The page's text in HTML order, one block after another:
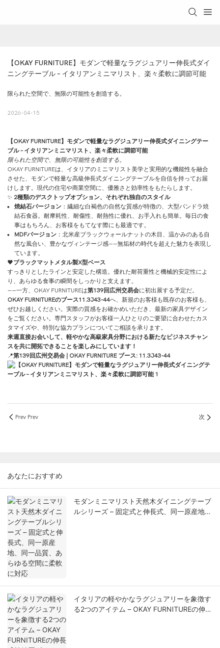
【OKAY FURNITURE】モダンで軽量なラグジュアリー伸長式ダイ
ニングテーブル – イタリアンミニマリスト、楽々柔軟に調節可能
限られた空間で、無限の可能性を創造する。
2026-04-15
【OKAY FURNITURE】モダンで軽量なラグジュアリー伸長式ダイニングテー
ブル – イタリアンミニマリスト、楽々柔軟に調節可能
限られた空間で、無限の可能性を創造する。
OKAY FURNITUREは、イタリアのミニマリスト美学と実用的な機能性を融合
させた、モダンで軽量な高級伸長式ダイニングテーブルを自信を持ってお届
けします。現代の住宅や商業空間に、優雅さと効率性をもたらします。
✨ 2種類のデスクトップオプション、それぞれ独自のスタイル
焼結石バージョン ：繊細な白褐色の自然な質感が特徴の、大型パンドラ焼
結石食器。耐摩耗性、耐傷性、耐熱性に優れ、お手入れも簡単。毎日の食
事はもちろん、お客様をもてなす際にも最適です。
MDFバージョン ：北米産ブラックウォールナットの木目、温かみのある自
然な風合い、豊かなヴィンテージ感――無垢材の時代を超えた魅力を表現し
ています。
🖤ブラックマットメタル製X型ベース
すっきりとしたラインと安定した構造。優れた耐荷重性と機械的安定性によ
り、あらゆる食事の瞬間をしっかりと支えます。
――一方、OKAY FURNITUREは第139回広州交易会に初出展する予定だ。
OKAY FURNITUREのブース11.3J43-44へ、新規のお客様も既存のお客様も、
ぜひお越しください。実際の質感をお確かめいただき、最新の家具デザイン
をご覧ください。専門スタッフがお客様一人ひとりのご要望に合わせたカス
タマイズや、特別な協力プランについてご相談を承ります。
来週直接お会いして、軽やかな高級家具分野における新たなビジネスチャン
スを共に開拓できることを楽しみにしています！
📍第139回広州交易会 | OKAY FURNITURE ブース: 11.3J43-44
Prev Prev 次
あなたにおすすめ
モダンミニマリスト天然木ダイニングテーブ
ルシリーズ – 固定式と伸長式、同一原産地、
イタリアの軽やかなラグジュアリーを象徴す
る2つのアイテム – OKAY FURNITUREの伸長